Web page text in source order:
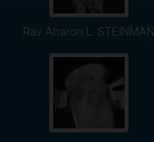
Rav Aharon L. STEINMAN